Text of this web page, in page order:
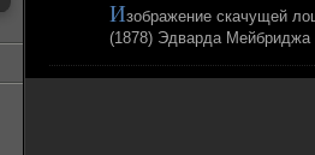
Изображение скачущей
(1878) Эдварда Мейбриджа